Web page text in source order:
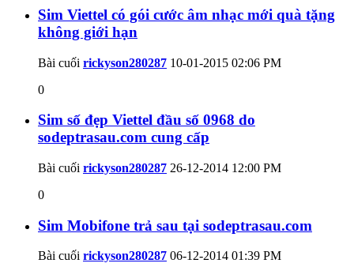
Sim Viettel có gói cước âm nhạc mới quà tặng
không giới hạn
Bài cuối rickyson280287 10-01-2015 02:06 PM
0
Sim số đẹp Viettel đầu số 0968 do
sodeptrasau.com cung cấp
Bài cuối rickyson280287 26-12-2014 12:00 PM
0
Sim Mobifone trả sau tại sodeptrasau.com
Bài cuối rickyson280287 06-12-2014 01:39 PM